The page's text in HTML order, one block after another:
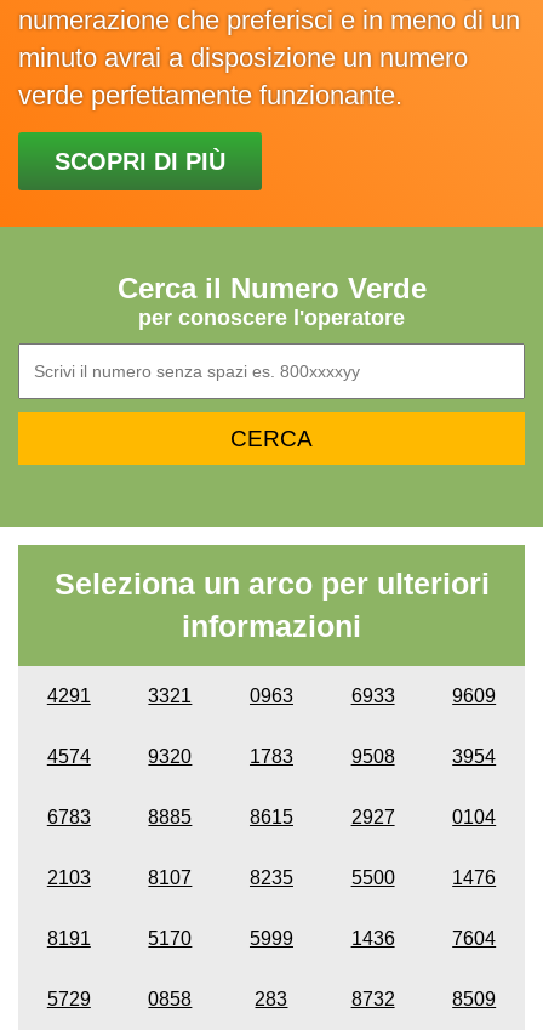
numerazione che preferisci e in meno di un
minuto avrai a disposizione un numero
verde perfettamente funzionante.
SCOPRI DI PIÙ
Cerca il Numero Verde
per conoscere l'operatore
Seleziona un arco per ulteriori
informazioni
4291 3321 0963 6933 9609
4574 9320 1783 9508 3954
6783 8885 8615 2927 0104
2103 8107 8235 5500 1476
8191 5170 5999 1436 7604
5729 0858 283 8732 8509